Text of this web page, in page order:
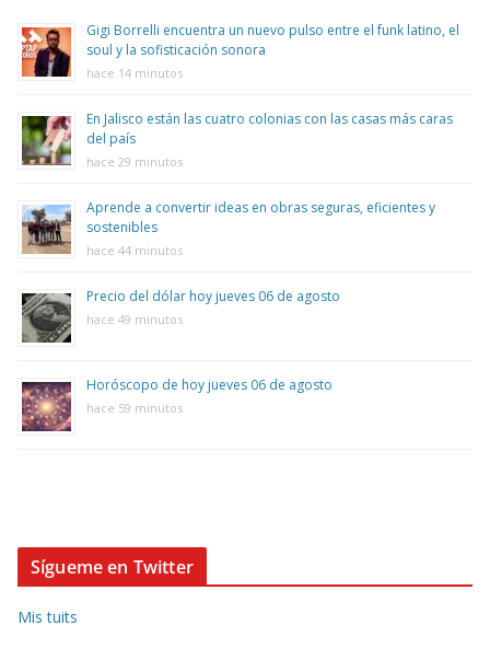
Gigi Borrelli encuentra un nuevo pulso entre el funk latino, el
soul y la sofisticación sonora
hace 14 minutos
En Jalisco están las cuatro colonias con las casas más caras
del país
hace 29 minutos
Aprende a convertir ideas en obras seguras, eficientes y
sostenibles
hace 44 minutos
Precio del dólar hoy jueves 06 de agosto
hace 49 minutos
Horóscopo de hoy jueves 06 de agosto
hace 59 minutos
Sígueme en Twitter
Mis tuits